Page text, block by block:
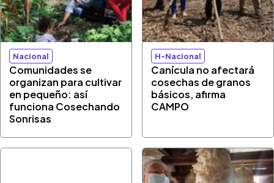
Nacional
Comunidades se
organizan para cultivar
en pequeño: así
funciona Cosechando
Sonrisas
H-Nacional
Canícula no afectará
cosechas de granos
básicos, afirma
CAMPO